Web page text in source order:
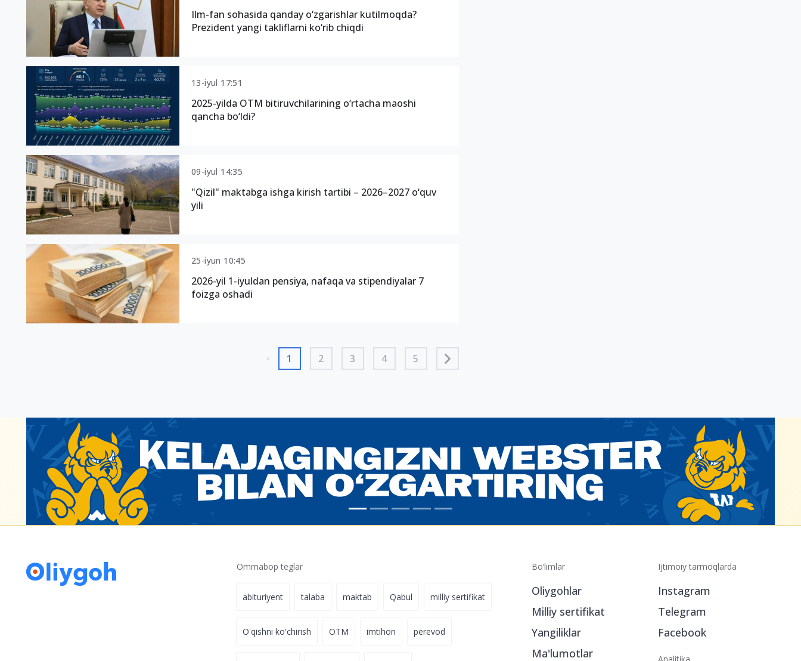
Ilm-fan sohasida qanday o‘zgarishlar kutilmoqda?
Prezident yangi takliflarni ko‘rib chiqdi
13-iyul 17:51
2025-yilda OTM bitiruvchilarining o‘rtacha maoshi
qancha bo‘ldi?
09-iyul 14:35
"Qizil" maktabga ishga kirish tartibi – 2026–2027 o‘quv
yili
25-iyun 10:45
2026-yil 1-iyuldan pensiya, nafaqa va stipendiyalar 7
foizga oshadi
1 2 3 4 5
Ommabop teglar
abituriyent talaba maktab Qabul milliy sertifikat
O'qishni ko'chirish OTM imtihon perevod
Bo‘limlar
Oliygohlar
Milliy sertifikat
Yangiliklar
Ma'lumotlar
Ijtimoiy tarmoqlarda
Instagram
Telegram
Facebook